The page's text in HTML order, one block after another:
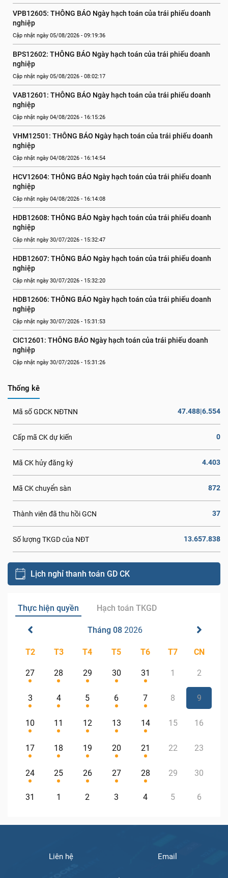
VPB12605: THÔNG BÁO Ngày hạch toán của trái phiếu doanh
nghiệp
Cập nhật ngày 05/08/2026 - 09:19:36
BPS12602: THÔNG BÁO Ngày hạch toán của trái phiếu doanh
nghiệp
Cập nhật ngày 05/08/2026 - 08:02:17
VAB12601: THÔNG BÁO Ngày hạch toán của trái phiếu doanh
nghiệp
Cập nhật ngày 04/08/2026 - 16:15:26
VHM12501: THÔNG BÁO Ngày hạch toán của trái phiếu doanh
nghiệp
Cập nhật ngày 04/08/2026 - 16:14:54
HCV12604: THÔNG BÁO Ngày hạch toán của trái phiếu doanh
nghiệp
Cập nhật ngày 04/08/2026 - 16:14:08
HDB12608: THÔNG BÁO Ngày hạch toán của trái phiếu doanh
nghiệp
Cập nhật ngày 30/07/2026 - 15:32:47
HDB12607: THÔNG BÁO Ngày hạch toán của trái phiếu doanh
nghiệp
Cập nhật ngày 30/07/2026 - 15:32:20
HDB12606: THÔNG BÁO Ngày hạch toán của trái phiếu doanh
nghiệp
Cập nhật ngày 30/07/2026 - 15:31:53
CIC12601: THÔNG BÁO Ngày hạch toán của trái phiếu doanh
nghiệp
Cập nhật ngày 30/07/2026 - 15:31:26
Thống kê
Mã số GDCK NĐTNN 47.488|6.554
Cấp mã CK dự kiến 0
Mã CK hủy đăng ký 4.403
Mã CK chuyển sàn 872
Thành viên đã thu hồi GCN 37
Số lượng TKGD của NĐT 13.657.838
Lịch nghỉ thanh toán GD CK
Thực hiện quyền Hạch toán TKGD
Tháng 08 2026
T2 T3 T4 T5 T6 T7 CN
27 28 29 30 31 1 2
3 4 5 6 7 8 9
10 11 12 13 14 15 16
17 18 19 20 21 22 23
24 25 26 27 28 29 30
31 1 2 3 4 5 6
Liên hệ Email